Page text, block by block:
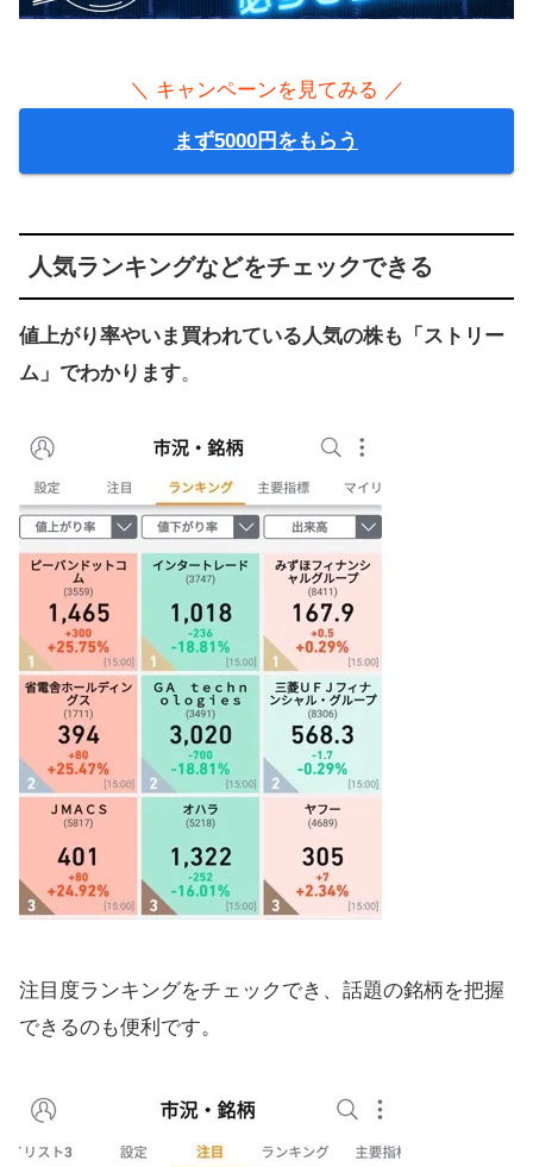
＼ キャンペーンを見てみる ／
まず5000円をもらう
人気ランキングなどをチェックできる
値上がり率やいま買われている人気の株も「ストリー
ム」でわかります。
注目度ランキングをチェックでき、話題の銘柄を把握
できるのも便利です。